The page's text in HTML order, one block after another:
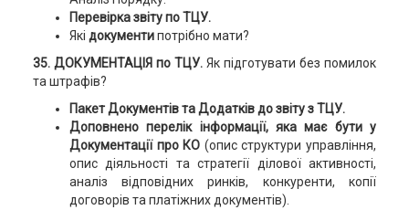
Перевірка звіту по ТЦУ.
Які документипотрібно мати?
35. ДОКУМЕНТАЦІЯ по ТЦУ.Як підготувати без помилок
та штрафів?
Пакет Документів та Додатків до звіту з ТЦУ.
Доповнено перелік інформації, яка має бути у
Документації про КО (опис структури управління,
опис діяльності та стратегії ділової активності,
аналіз відповідних ринків, конкуренти, копії
договорів та платіжних документів).